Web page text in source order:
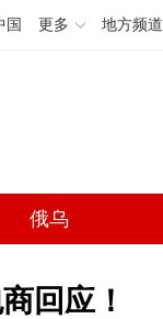
国 更多 地方频道
俄乌
回应！